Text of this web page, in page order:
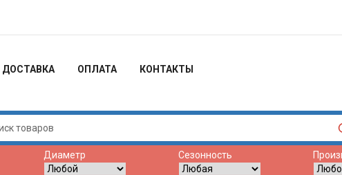
ДОСТАВКА ОПЛАТА КОНТАКТЫ
Диаметр Сезонность